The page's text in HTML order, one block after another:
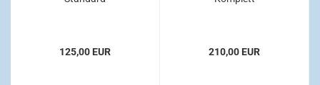
125,00 EUR 210,00 EUR